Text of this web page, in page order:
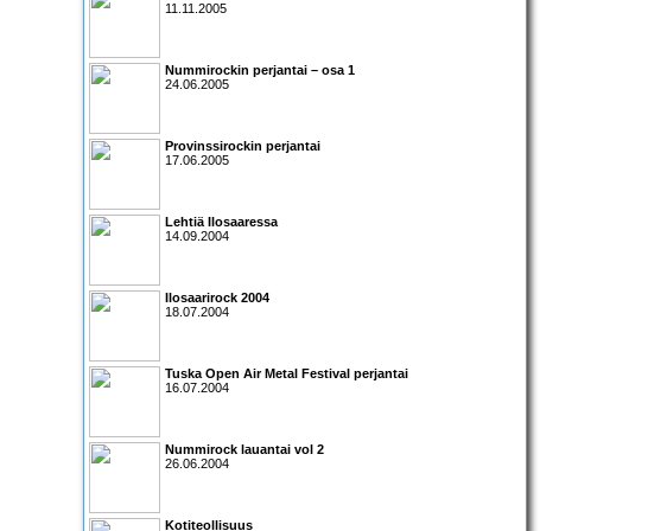
11.11.2005
Nummirockin perjantai – osa 1
24.06.2005
Provinssirockin perjantai
17.06.2005
Lehtiä Ilosaaressa
14.09.2004
Ilosaarirock 2004
18.07.2004
Tuska Open Air Metal Festival perjantai
16.07.2004
Nummirock lauantai vol 2
26.06.2004
Kotiteollisuus